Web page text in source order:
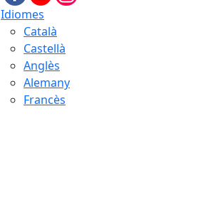
Idiomes
Català
Castellà
Anglès
Alemany
Francès